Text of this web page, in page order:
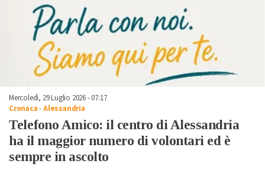
Mercoledì, 29 Luglio 2026 - 07:17
Cronaca-Alessandria
Telefono Amico: il centro di Alessandria
ha il maggior numero di volontari ed è
sempre in ascolto